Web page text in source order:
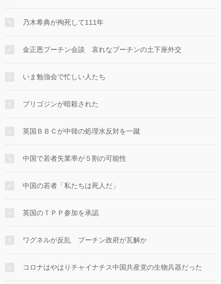
乃木希典が殉死して111年
金正恩プーチン会談 哀れなプーチンの土下座外交
いま勉強会で忙しい人たち
プリゴジンが暗殺された
英国ＢＢＣが中韓の処理水反対を一蹴
中国で若者失業率が５割の可能性
中国の若者「私たちは死人だ」
英国のＴＰＰ参加を承認
ワグネルが反乱 プーチン政府が瓦解か
コロナはやはりチャイナチス中国共産党の生物兵器だった